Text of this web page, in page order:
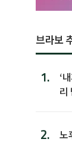
브라보
1.
‘
리
2.
노